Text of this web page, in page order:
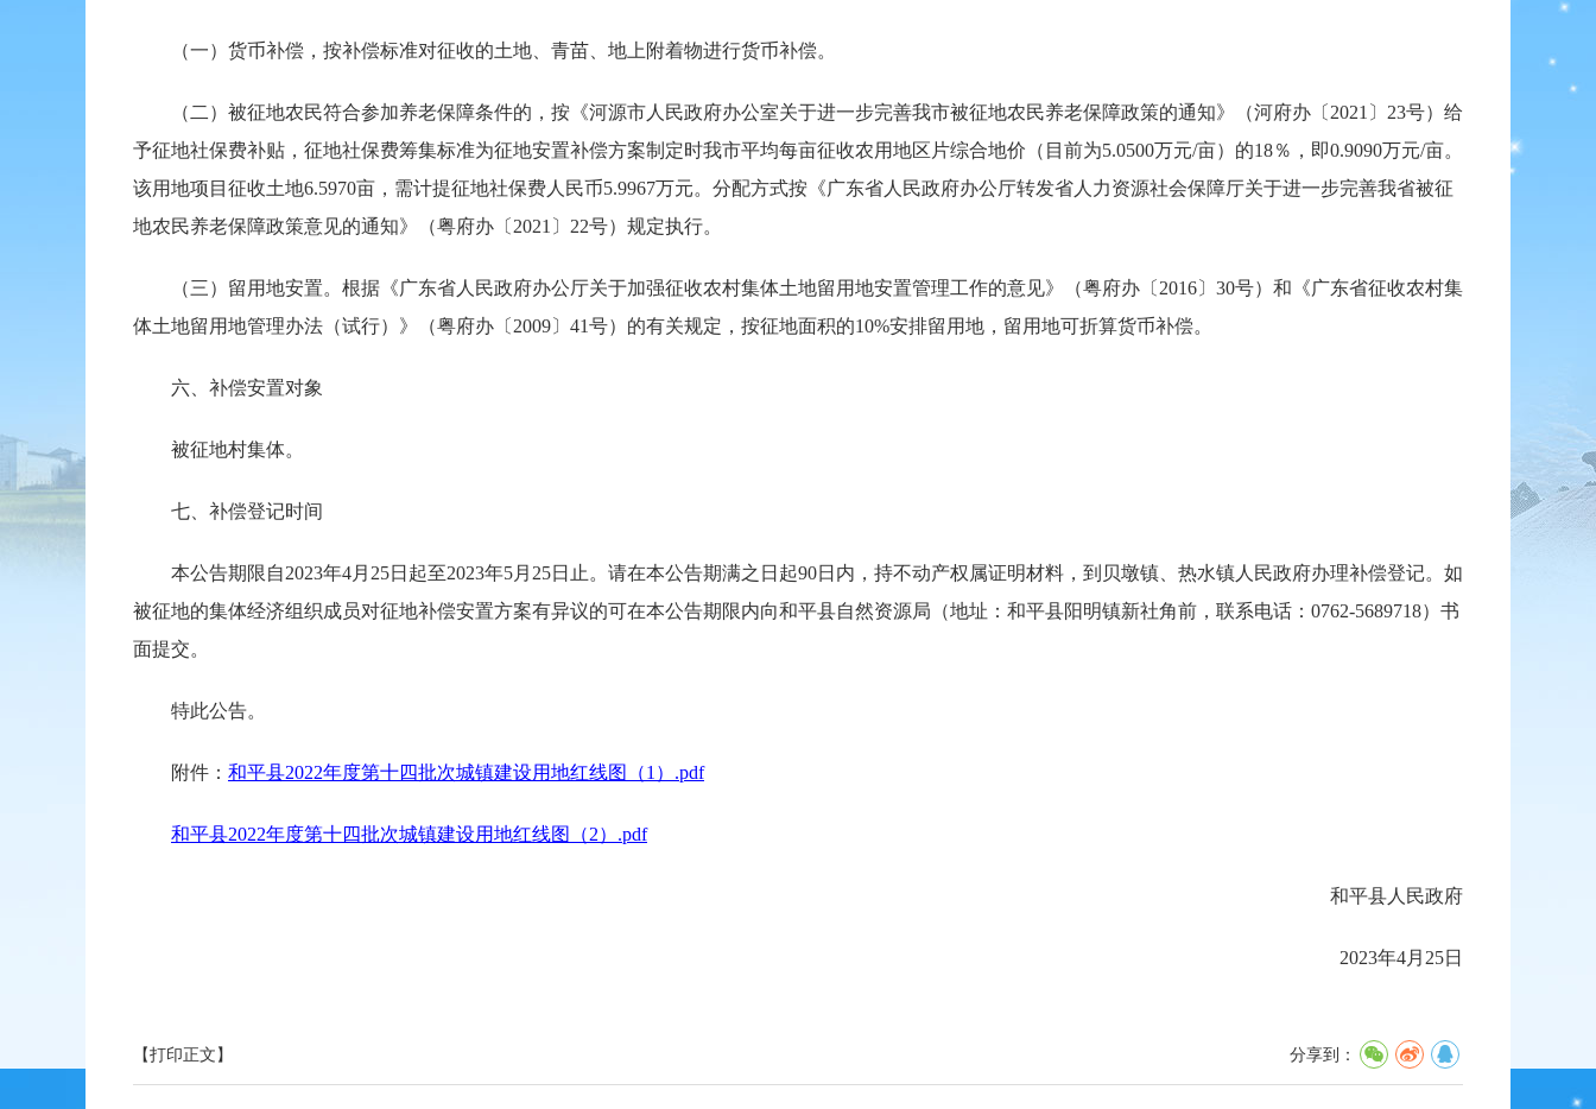
（一）货币补偿，按补偿标准对征收的土地、青苗、地上附着物进行货币补偿。
（二）被征地农民符合参加养老保障条件的，按《河源市人民政府办公室关于进一步完善我市被征地农民养老保障政策的通知》（河府办〔2021〕23号）给
予征地社保费补贴，征地社保费筹集标准为征地安置补偿方案制定时我市平均每亩征收农用地区片综合地价（目前为5.0500万元/亩）的18％，即0.9090万元/亩。
该用地项目征收土地6.5970亩，需计提征地社保费人民币5.9967万元。分配方式按《广东省人民政府办公厅转发省人力资源社会保障厅关于进一步完善我省被征
地农民养老保障政策意见的通知》（粤府办〔2021〕22号）规定执行。
（三）留用地安置。根据《广东省人民政府办公厅关于加强征收农村集体土地留用地安置管理工作的意见》（粤府办〔2016〕30号）和《广东省征收农村集
体土地留用地管理办法（试行）》（粤府办〔2009〕41号）的有关规定，按征地面积的10%安排留用地，留用地可折算货币补偿。
六、补偿安置对象
被征地村集体。
七、补偿登记时间
本公告期限自2023年4月25日起至2023年5月25日止。请在本公告期满之日起90日内，持不动产权属证明材料，到贝墩镇、热水镇人民政府办理补偿登记。如
被征地的集体经济组织成员对征地补偿安置方案有异议的可在本公告期限内向和平县自然资源局（地址：和平县阳明镇新社角前，联系电话：0762-5689718）书
面提交。
特此公告。
附件： 和平县2022年度第十四批次城镇建设用地红线图（1）.pdf
和平县2022年度第十四批次城镇建设用地红线图（2）.pdf
和平县人民政府
2023年4月25日
分享到：
【打印正文】